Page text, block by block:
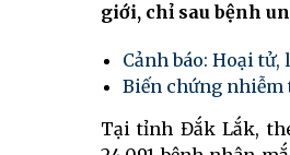
giới, chỉ sau bệnh
Cảnh báo: Hoại
Biến chứng nhiễm
Tại tỉnh Đắk Lắk,